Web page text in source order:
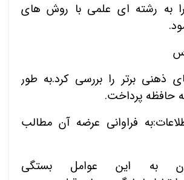
به رشته ای علمی با روش های
ذهنی برتر را بررسی کرد.به طور
حافظه پرداخت.
فراوانی عرضه آن مطالب
به این عوامل بستگی